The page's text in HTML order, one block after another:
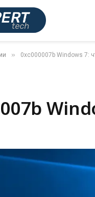
» 0xc000007b Windows 7: